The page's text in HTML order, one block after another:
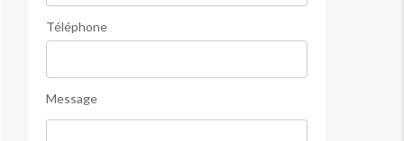
Téléphone
Message